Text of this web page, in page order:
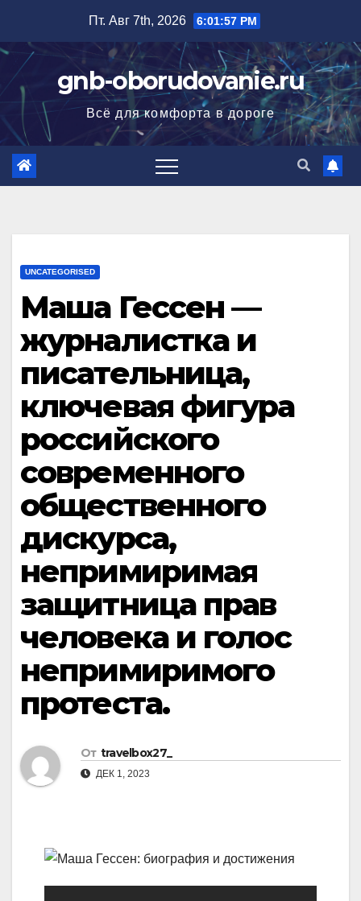
содержимому
Пт. Авг 7th, 2026 6:01:58 PM
gnb-oborudovanie.ru
Всё для комфорта в дороге
UNCATEGORISED
Маша Гессен —
журналистка и
писательница,
ключевая фигура
российского
современного
общественного
дискурса,
непримиримая
защитница прав
человека и голос
непримиримого
протеста.
От travelbox27_
ДЕК 1, 2023